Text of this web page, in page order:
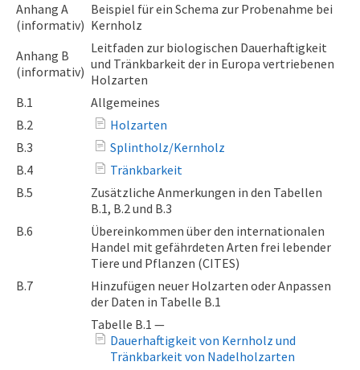
Anhang A
(informativ)
Beispiel für ein Schema zur Probenahme bei
Kernholz
Anhang B
(informativ)
Leitfaden zur biologischen Dauerhaftigkeit
und Tränkbarkeit der in Europa vertriebenen
Holzarten
B.1
Allgemeines
B.2
Holzarten
B.3
Splintholz/Kernholz
B.4
Tränkbarkeit
B.5
Zusätzliche Anmerkungen in den Tabellen
B.1, B.2 und B.3
B.6
Übereinkommen über den internationalen
Handel mit gefährdeten Arten frei lebender
Tiere und Pflanzen (CITES)
B.7
Hinzufügen neuer Holzarten oder Anpassen
der Daten in Tabelle B.1
Tabelle B.1 —
Dauerhaftigkeit von Kernholz und
Tränkbarkeit von Nadelholzarten